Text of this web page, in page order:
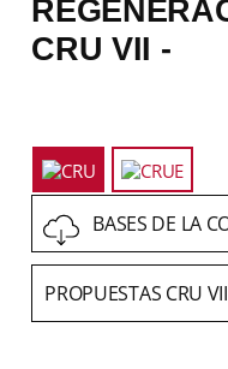
CRU VII -
Usa
las
izquierda
y
para
navegar
BASES DE LA
PROPUESTAS CRU